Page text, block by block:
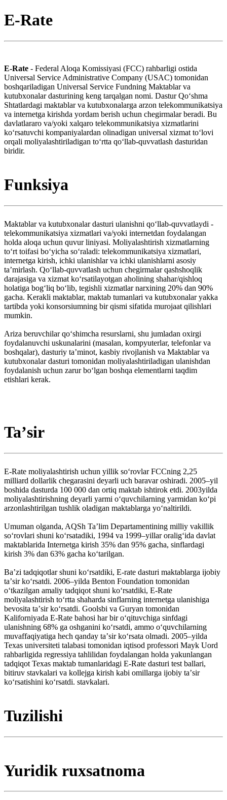
E-Rate
E-Rate - Federal Aloqa Komissiyasi (FCC) rahbarligi ostida
Universal Service Administrative Company (USAC) tomonidan
boshqariladigan Universal Service Fundning Maktablar va
kutubxonalar dasturining keng tarqalgan nomi. Dastur Qoʻshma
Shtatlardagi maktablar va kutubxonalarga arzon telekommunikatsiya
va internetga kirishda yordam berish uchun chegirmalar beradi. Bu
davlatlararo va/yoki xalqaro telekommunikatsiya xizmatlarini
koʻrsatuvchi kompaniyalardan olinadigan universal xizmat toʻlovi
orqali moliyalashtiriladigan toʻrtta qoʻllab-quvvatlash dasturidan
biridir.
Funksiya
Maktablar va kutubxonalar dasturi ulanishni qoʻllab-quvvatlaydi -
telekommunikatsiya xizmatlari va/yoki internetdan foydalangan
holda aloqa uchun quvur liniyasi. Moliyalashtirish xizmatlarning
toʻrt toifasi boʻyicha soʻraladi: telekommunikatsiya xizmatlari,
internetga kirish, ichki ulanishlar va ichki ulanishlarni asosiy
taʼmirlash. Qoʻllab-quvvatlash uchun chegirmalar qashshoqlik
darajasiga va xizmat koʻrsatilayotgan aholining shahar/qishloq
holatiga bogʻliq boʻlib, tegishli xizmatlar narxining 20% dan 90%
gacha. Kerakli maktablar, maktab tumanlari va kutubxonalar yakka
tartibda yoki konsorsiumning bir qismi sifatida murojaat qilishlari
mumkin.
Ariza beruvchilar qoʻshimcha resurslarni, shu jumladan oxirgi
foydalanuvchi uskunalarini (masalan, kompyuterlar, telefonlar va
boshqalar), dasturiy taʼminot, kasbiy rivojlanish va Maktablar va
kutubxonalar dasturi tomonidan moliyalashtiriladigan ulanishdan
foydalanish uchun zarur boʻlgan boshqa elementlarni taqdim
etishlari kerak.
Taʼsir
E-Rate moliyalashtirish uchun yillik soʻrovlar FCCning 2,25
milliard dollarlik chegarasini deyarli uch baravar oshiradi. 2005–yil
boshida dasturda 100 000 dan ortiq maktab ishtirok etdi. 2003yilda
moliyalashtirishning deyarli yarmi oʻquvchilarning yarmidan koʻpi
arzonlashtirilgan tushlik oladigan maktablarga yoʻnaltirildi.
Umuman olganda, AQSh Taʼlim Departamentining milliy vakillik
soʻrovlari shuni koʻrsatadiki, 1994 va 1999–yillar oraligʻida davlat
maktablarida Internetga kirish 35% dan 95% gacha, sinflardagi
kirish 3% dan 63% gacha koʻtarilgan.
Baʼzi tadqiqotlar shuni koʻrsatdiki, E-rate dasturi maktablarga ijobiy
taʼsir koʻrsatdi. 2006–yilda Benton Foundation tomonidan
oʻtkazilgan amaliy tadqiqot shuni koʻrsatdiki, E-Rate
moliyalashtirish toʻrtta shaharda sinflarning internetga ulanishiga
bevosita taʼsir koʻrsatdi. Goolsbi va Guryan tomonidan
Kaliforniyada E-Rate bahosi har bir oʻqituvchiga sinfdagi
ulanishning 68% ga oshganini koʻrsatdi, ammo oʻquvchilarning
muvaffaqiyatiga hech qanday taʼsir koʻrsata olmadi. 2005–yilda
Texas universiteti talabasi tomonidan iqtisod professori Mayk Uord
rahbarligida regressiya tahlilidan foydalangan holda yakunlangan
tadqiqot Texas maktab tumanlaridagi E-Rate dasturi test ballari,
bitiruv stavkalari va kollejga kirish kabi omillarga ijobiy taʼsir
koʻrsatishini koʻrsatdi. stavkalari.
Tuzilishi
Yuridik ruxsatnoma